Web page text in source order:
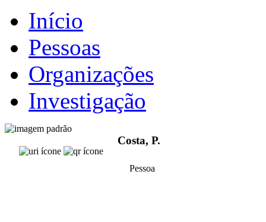
Início
Pessoas
Organizações
Investigação
Costa, P.
Pessoa